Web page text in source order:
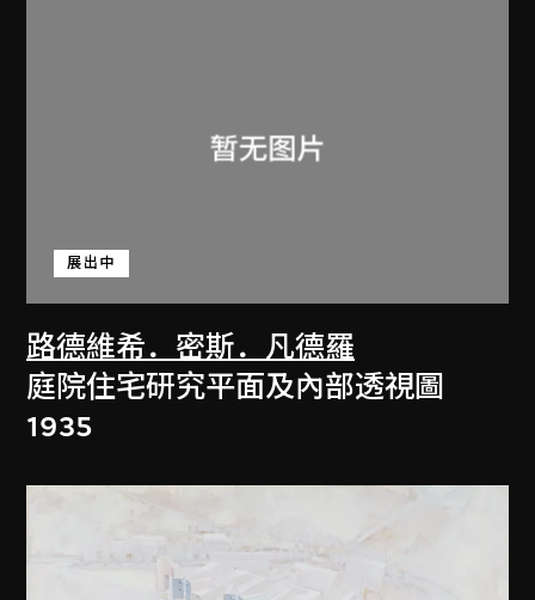
路德維希．密斯．凡德羅
展出中
庭院住宅研究平面及內部透視圖
1935